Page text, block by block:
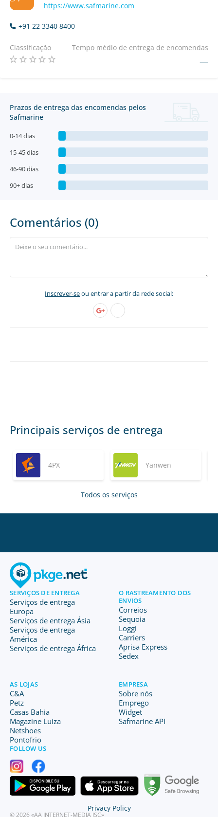
https://www.safmarine.com
+91 22 3340 8400
Classificação Tempo médio de entrega de encomendas
—
Prazos de entrega das encomendas pelos
Safmarine
0-14 dias
15-45 dias
46-90 dias
90+ dias
Comentários (0)
Inscrever-seou entrar a partir da rede social:
Principais serviços de entrega
4PX Yanwen
Todos os serviços
SERVIÇOS DE ENTREGA
Serviços de entrega
Europa
Serviços de entrega Ásia
Serviços de entrega
América
Serviços de entrega África
O RASTREAMENTO DOS
ENVIOS
Correios
Sequoia
Loggi
Carriers
Aprisa Express
Sedex
AS LOJAS
C&A
Petz
Casas Bahia
Magazine Luiza
Netshoes
Pontofrio
EMPRESA
Sobre nós
Emprego
Widget
Safmarine API
FOLLOW US
© 2026 «AA INTERNET-MEDIA JSC»
Privacy Policy